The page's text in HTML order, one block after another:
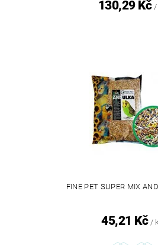
130,29 Kč /
FINE PET SUPER MIX
45,21 Kč /